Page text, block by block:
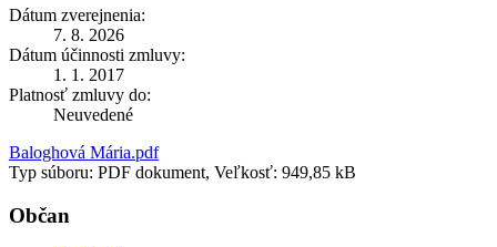
Dátum zverejnenia:
7. 8. 2026
Dátum účinnosti zmluvy:
1. 1. 2017
Platnosť zmluvy do:
Neuvedené
Baloghová Mária.pdf
Typ súboru: PDF dokument, Veľkosť: 949,85 kB
Občan